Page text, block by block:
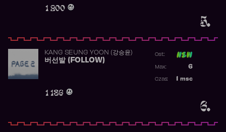
5.
1 200
6.
KANG SEUNG YOON (강승윤)
버선발 (FOLLOW)
1 186
Ost:
6
Max:
msc
Czas: